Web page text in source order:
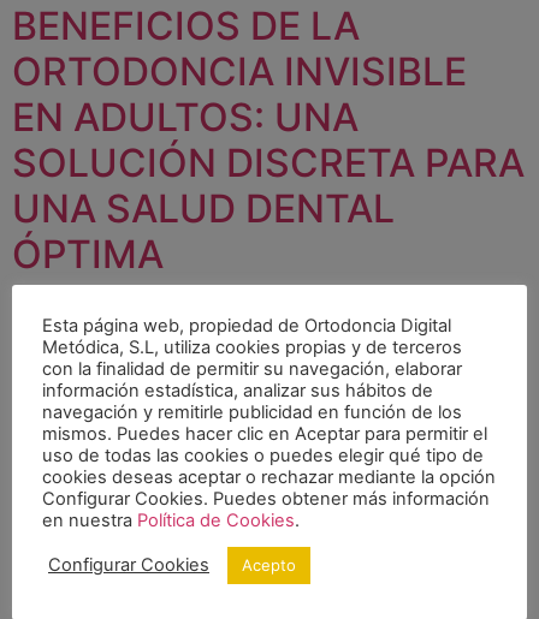
BENEFICIOS DE LA
ORTODONCIA INVISIBLE
EN ADULTOS: UNA
SOLUCIÓN DISCRETA PARA
UNA SALUD DENTAL
ÓPTIMA
La ortodoncia invisible en adultos es una técnica cada
vez más utilizada en la corrección de problemas
Esta página web, propiedad de Ortodoncia Digital
Metódica, S.L, utiliza cookies propias y de terceros
con la finalidad de permitir su navegación, elaborar
información estadística, analizar sus hábitos de
navegación y remitirle publicidad en función de los
mismos. Puedes hacer clic en Aceptar para permitir el
uso de todas las cookies o puedes elegir qué tipo de
cookies deseas aceptar o rechazar mediante la opción
Configurar Cookies. Puedes obtener más información
en nuestra Política de Cookies.
Configurar Cookies Acepto